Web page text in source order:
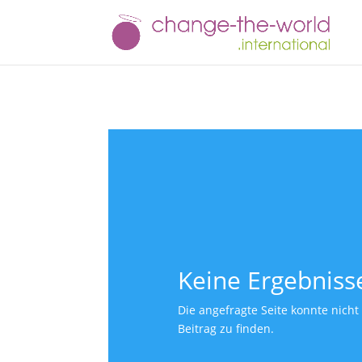
Keine
Die angefragte Seite konnte
Beitrag zu finden.